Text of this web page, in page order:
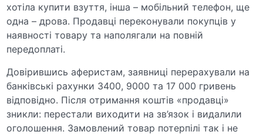
хотіла купити взуття, інша – мобільний телефон, ще
одна – дрова. Продавці переконували покупців у
наявності товару та наполягали на повній
передоплаті.
Довірившись аферистам, заявниці перерахували на
банківські рахунки 3400, 9000 та 17 000 гривень
відповідно. Після отримання коштів «продавці»
зникли: перестали виходити на зв’язок і видалили
оголошення. Замовлений товар потерпілі так і не